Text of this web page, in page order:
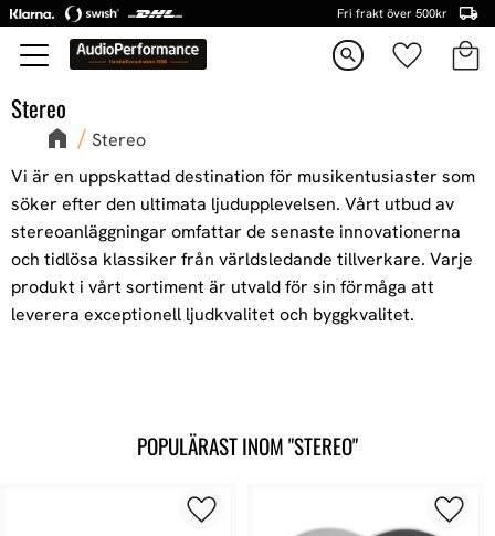
Meny
Fri frakt över 500kr
search Favoriter
Stereo
Stereo
Vi är en uppskattad destination för musikentusiaster som
söker efter den ultimata ljudupplevelsen. Vårt utbud av
stereoanläggningar omfattar de senaste innovationerna
och tidlösa klassiker från världsledande tillverkare. Varje
produkt i vårt sortiment är utvald för sin förmåga att
leverera exceptionell ljudkvalitet och byggkvalitet.
POPULÄRAST INOM "STEREO"